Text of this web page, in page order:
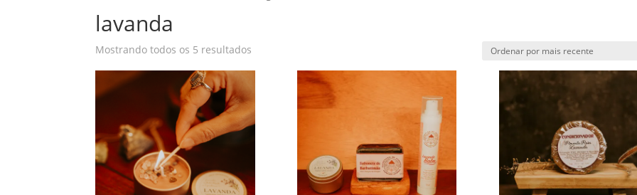
lavanda
Mostrando todos os 5 resultados